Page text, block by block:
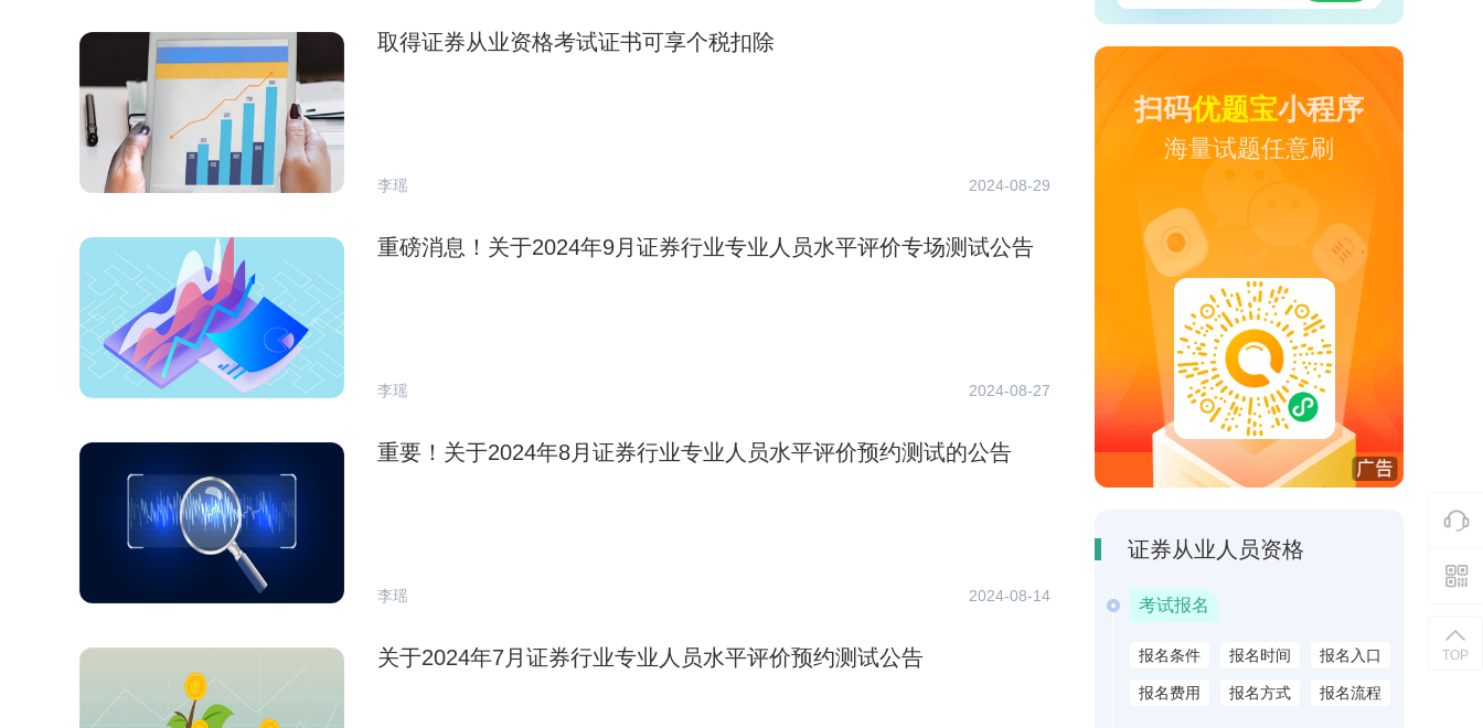
取得证券从业资格考试证书可享个税扣除
李瑶 2024-08-29
重磅消息！关于2024年9月证券行业专业人员水平评价专场测试公告
李瑶 2024-08-27
重要！关于2024年8月证券行业专业人员水平评价预约测试的公告
李瑶 2024-08-14
关于2024年7月证券行业专业人员水平评价预约测试公告
扫码优题宝小程序
海量试题任意刷
证券从业人员资格
考试报名
报名条件 报名时间 报名入口
报名费用 报名方式 报名流程
TOP